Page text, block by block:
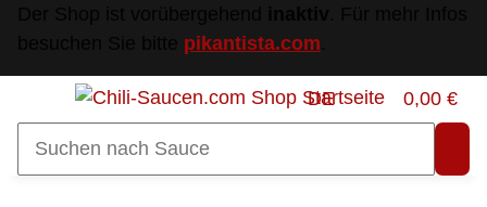
pikantista.com
DE 0,00 €